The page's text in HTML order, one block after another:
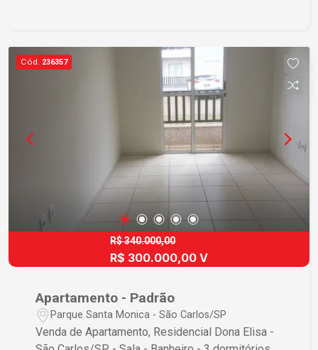
Cód. 236357
R$ 340.000,00
R$ 300.000,00 V
Apartamento - Padrão
Parque Santa Monica - São Carlos/SP
Venda de Apartamento, Residencial Dona Elisa -